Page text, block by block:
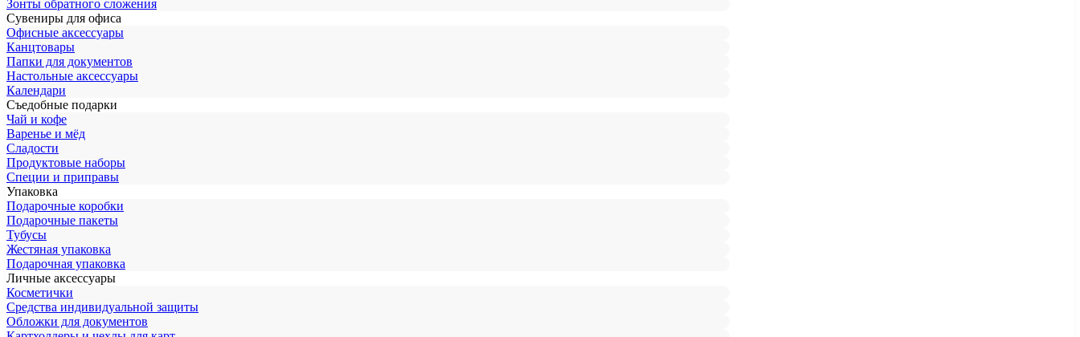
Зонты обратного сложения
Сувениры для офиса
Офисные аксессуары
Канцтовары
Папки для документов
Настольные аксессуары
Календари
Съедобные подарки
Чай и кофе
Варенье и мёд
Сладости
Продуктовые наборы
Специи и приправы
Упаковка
Подарочные коробки
Подарочные пакеты
Тубусы
Жестяная упаковка
Подарочная упаковка
Личные аксессуары
Косметички
Средства индивидуальной защиты
Обложки для документов